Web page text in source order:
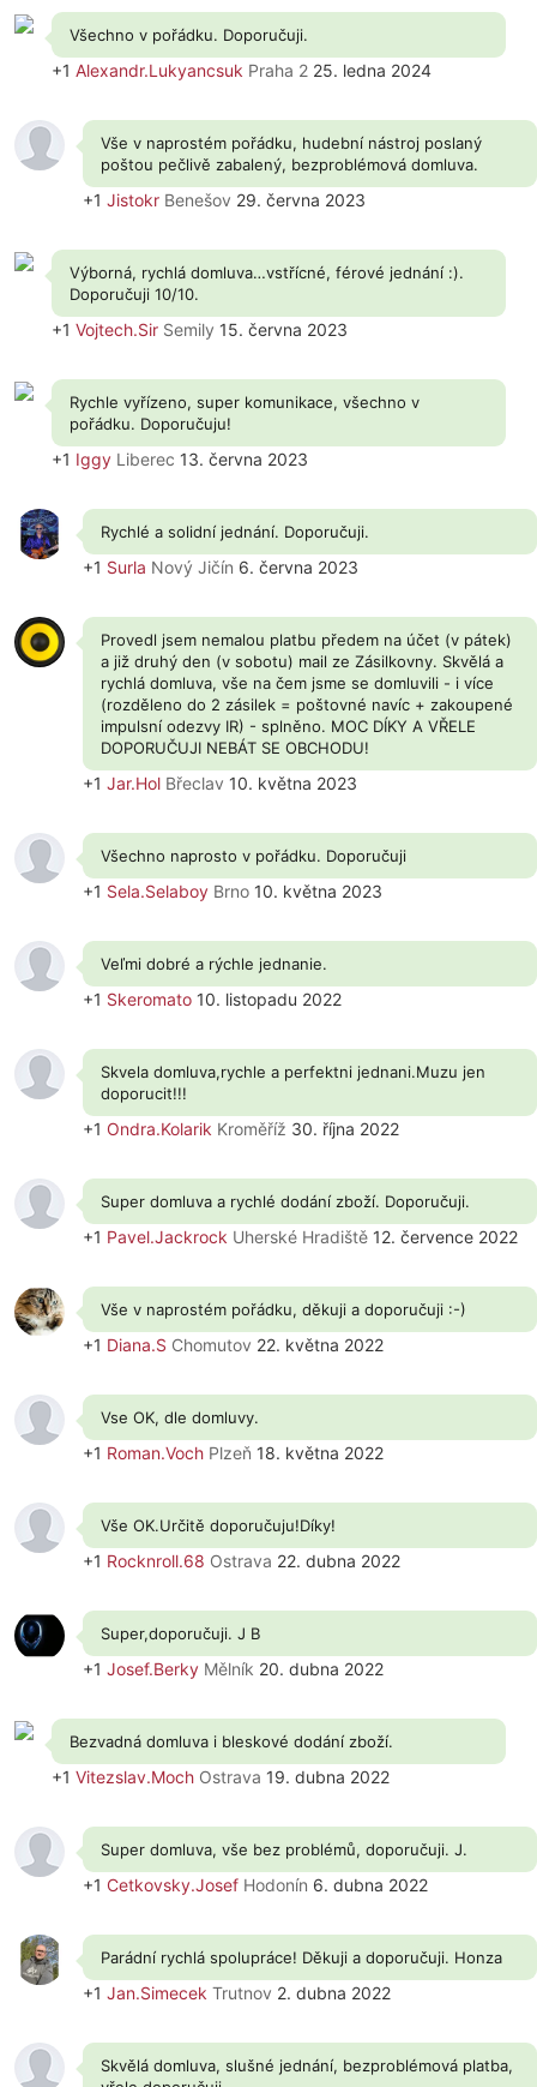
Všechno v pořádku. Doporučuji.
+1 Alexandr.Lukyancsuk Praha 2 25. ledna 2024
Vše v naprostém pořádku, hudební nástroj poslaný
poštou pečlivě zabalený, bezproblémová domluva.
+1 Jistokr Benešov 29. června 2023
Výborná, rychlá domluva…vstřícné, férové jednání :).
Doporučuji 10/10.
+1 Vojtech.Sir Semily 15. června 2023
Rychle vyřízeno, super komunikace, všechno v
pořádku. Doporučuju!
+1 Iggy Liberec 13. června 2023
Rychlé a solidní jednání. Doporučuji.
+1 Surla Nový Jičín 6. června 2023
Provedl jsem nemalou platbu předem na účet (v pátek)
a již druhý den (v sobotu) mail ze Zásilkovny. Skvělá a
rychlá domluva, vše na čem jsme se domluvili - i více
(rozděleno do 2 zásilek = poštovné navíc + zakoupené
impulsní odezvy IR) - splněno. MOC DÍKY A VŘELE
DOPORUČUJI NEBÁT SE OBCHODU!
+1 Jar.Hol Břeclav 10. května 2023
Všechno naprosto v pořádku. Doporučuji
+1 Sela.Selaboy Brno 10. května 2023
Veľmi dobré a rýchle jednanie.
+1 Skeromato 10. listopadu 2022
Skvela domluva,rychle a perfektni jednani.Muzu jen
doporucit!!!
+1 Ondra.Kolarik Kroměříž 30. října 2022
Super domluva a rychlé dodání zboží. Doporučuji.
+1 Pavel.Jackrock Uherské Hradiště 12. července 2022
Vše v naprostém pořádku, děkuji a doporučuji :-)
+1 Diana.S Chomutov 22. května 2022
Vse OK, dle domluvy.
+1 Roman.Voch Plzeň 18. května 2022
Vše OK.Určitě doporučuju!Díky!
+1 Rocknroll.68 Ostrava 22. dubna 2022
Super,doporučuji. J B
+1 Josef.Berky Mělník 20. dubna 2022
Bezvadná domluva i bleskové dodání zboží.
+1 Vitezslav.Moch Ostrava 19. dubna 2022
Super domluva, vše bez problémů, doporučuji. J.
+1 Cetkovsky.Josef Hodonín 6. dubna 2022
Parádní rychlá spolupráce! Děkuji a doporučuji. Honza
+1 Jan.Simecek Trutnov 2. dubna 2022
Skvělá domluva, slušné jednání, bezproblémová platba,